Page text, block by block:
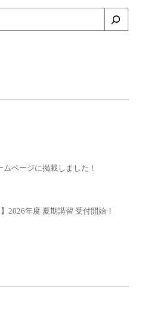
ページに掲載しました！
2026年度 夏期講習 受付開始！